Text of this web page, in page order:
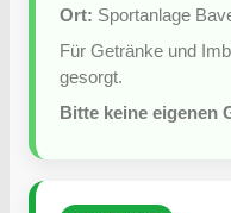
Ort: Sportanlage
Für Getränke und
gesorgt.
Bitte keine eigenen